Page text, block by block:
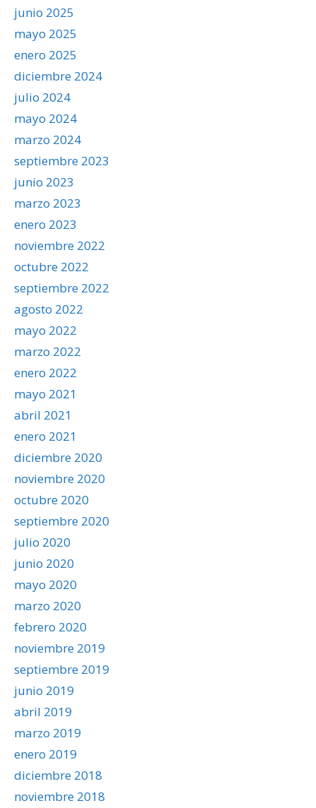
junio 2025
mayo 2025
enero 2025
diciembre 2024
julio 2024
mayo 2024
marzo 2024
septiembre 2023
junio 2023
marzo 2023
enero 2023
noviembre 2022
octubre 2022
septiembre 2022
agosto 2022
mayo 2022
marzo 2022
enero 2022
mayo 2021
abril 2021
enero 2021
diciembre 2020
noviembre 2020
octubre 2020
septiembre 2020
julio 2020
junio 2020
mayo 2020
marzo 2020
febrero 2020
noviembre 2019
septiembre 2019
junio 2019
abril 2019
marzo 2019
enero 2019
diciembre 2018
noviembre 2018